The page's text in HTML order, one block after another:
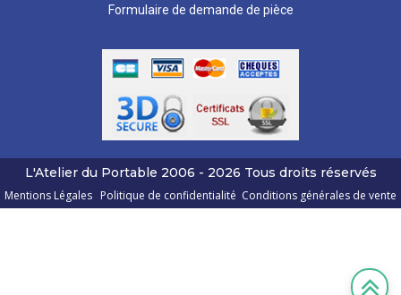
Formulaire de demande de pièce
L'Atelier du Portable 2006 - 2026 Tous droits réservés
Mentions Légales Politique de confidentialité Conditions générales de vente